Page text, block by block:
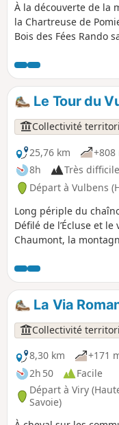
À la découverte de la
la Chartreuse de
Bois des Fées Rando
Le Tour du
Collectivité
25,76 km
+808
8h
Très difficile
Départ à Vulbens
Long périple du
Défilé de l’Écluse et
Chaumont, la
un contraste saisissant !
La Via
Collectivité
8,30 km
+171
2h 50
Facile
Départ à Viry
Savoie)